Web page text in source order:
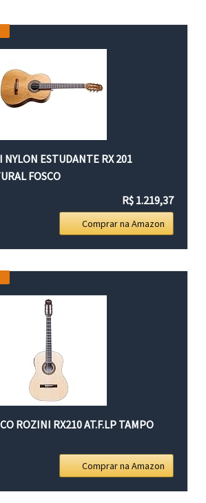
ESTUDANTE RX 201
FOSCO
R$ 1.219,37
Comprar na Amazon
ROZINI RX210 AT.F.LP TAMPO
Comprar na Amazon